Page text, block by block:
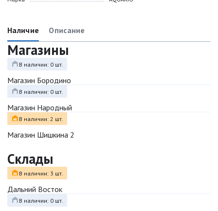
Наличие Описание
Магазины
В наличии: 0 шт.
Магазин Бородино
В наличии: 0 шт.
Магазин Народный
В наличии: 2 шт.
Магазин Шишкина 2
Склады
В наличии: 3 шт.
Дальний Восток
В наличии: 0 шт.